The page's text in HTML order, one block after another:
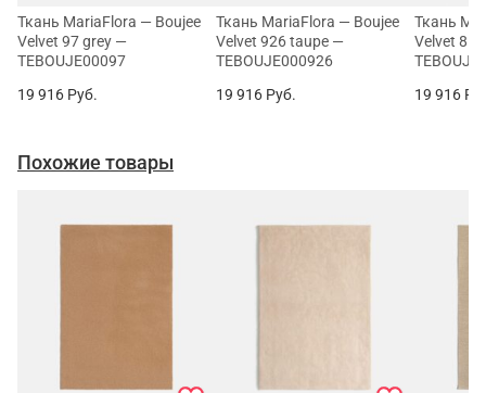
Ткань MariaFlora — Boujee
Velvet 97 grey —
TEBOUJE00097
19 916 Руб.
Ткань MariaFlora — Boujee
Velvet 926 taupe —
TEBOUJE000926
19 916 Руб.
Ткань
Velvet 81
19 916
Похожие товары